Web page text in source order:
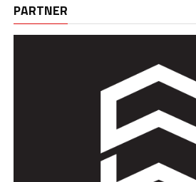
PARTNER